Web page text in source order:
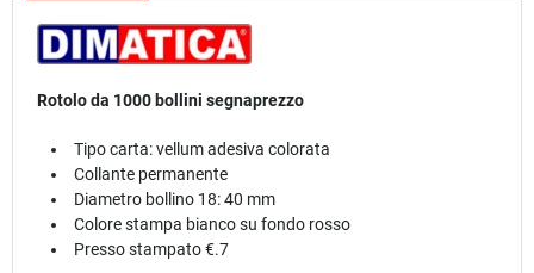
Rotolo da 1000 bollini segnaprezzo
Tipo carta: vellum adesiva colorata
Collante permanente
Diametro bollino 18: 40 mm
Colore stampa bianco su fondo rosso
Presso stampato €.7